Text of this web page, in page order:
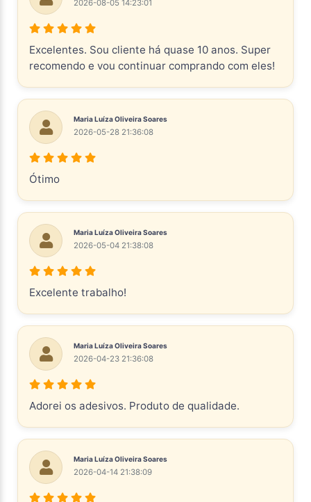
2026-08-05 14:23:01
Excelentes. Sou cliente há quase 10 anos. Super
recomendo e vou continuar comprando com eles!
Maria Luíza Oliveira Soares
2026-05-28 21:36:08
Ótimo
Maria Luíza Oliveira Soares
2026-05-04 21:38:08
Excelente trabalho!
Maria Luíza Oliveira Soares
2026-04-23 21:36:08
Adorei os adesivos. Produto de qualidade.
Maria Luíza Oliveira Soares
2026-04-14 21:38:09